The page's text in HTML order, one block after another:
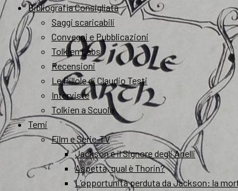
Bibliografia Consigliata
Saggi scaricabili
Convegni e Pubblicazioni
Tolkien Labs
Recensioni
Le Pillole di Claudio Testi
Interviste
Tolkien a Scuola
Temi
Film e Serie-TV
Jackson e il Signore degli Anelli
Aspetta, qual è Thorin?
L’opportunità perduta da Jackson: la